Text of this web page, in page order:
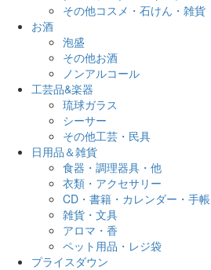
その他コスメ・石けん・雑貨
お酒
泡盛
その他お酒
ノンアルコール
工芸品&楽器
琉球ガラス
シーサー
その他工芸・民具
日用品＆雑貨
食器・調理器具・他
衣類・アクセサリー
CD・書籍・カレンダー・手帳
雑貨・文具
アロマ・香
ペット用品・レジ袋
プライスダウン